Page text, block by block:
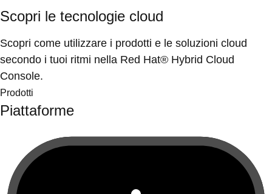
Scopri le tecnologie cloud
Scopri come utilizzare i prodotti e le soluzioni cloud
secondo i tuoi ritmi nella Red Hat® Hybrid Cloud
Console.
Prodotti
Piattaforme